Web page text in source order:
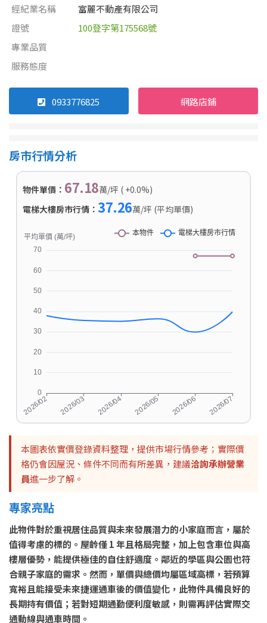
經紀業名稱
富麗不動產有限公司
證號
100登字第175568號
專業品質
服務態度
0933776825 網路店鋪
房市行情分析
物件單價： 67.18萬/坪 ( +0.0%)
電梯大樓房市行情： 37.26萬/坪 (平均單價)
本圖表依實價登錄資料整理，提供市場行情參考；實際價
格仍會因屋況、條件不同而有所差異，建議洽詢承辦營業
員進一步了解。
專家亮點
此物件對於重視居住品質與未來發展潛力的小家庭而言，屬於
值得考慮的標的。屋齡僅 1 年且格局完整，加上包含車位與高
樓層優勢，能提供極佳的自住舒適度。鄰近的學區與公園也符
合親子家庭的需求。然而，單價與總價均屬區域高標，若預算
寬裕且能接受未來捷運通車後的價值變化，此物件具備良好的
長期持有價值；若對短期通勤便利度敏感，則需再評估實際交
通動線與通車時間。